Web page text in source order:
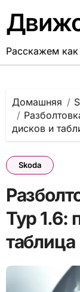
содержанию
Расскажем
Домашняя
дисков и
Skoda
Тур 1.6:
таблица